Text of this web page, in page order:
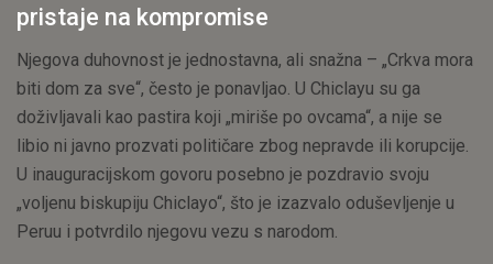
pristaje na kompromise
Njegova duhovnost je jednostavna, ali snažna – „Crkva mora
biti dom za sve“, često je ponavljao. U Chiclayu su ga
doživljavali kao pastira koji „miriše po ovcama“, a nije se
libio ni javno prozvati političare zbog nepravde ili korupcije.
U inauguracijskom govoru posebno je pozdravio svoju
„voljenu biskupiju Chiclayo“, što je izazvalo oduševljenje u
Peruu i potvrdilo njegovu vezu s narodom.